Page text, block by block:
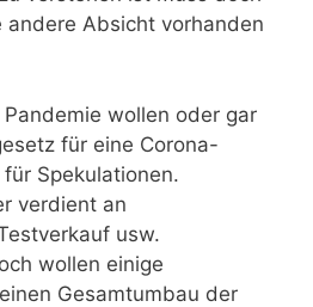
andere Absicht vorhanden
wollen oder gar
für eine Corona-
Spekulationen.
verdient an
usw.
wollen einige
Gesamtumbau der